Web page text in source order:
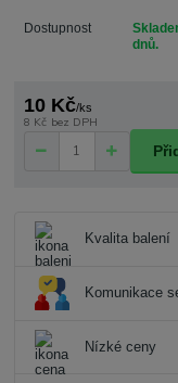
Dostupnost
dnů.
10 Kč/ks
8 Kč bez DPH
Kvalita balení
Komunikace
Nízké ceny